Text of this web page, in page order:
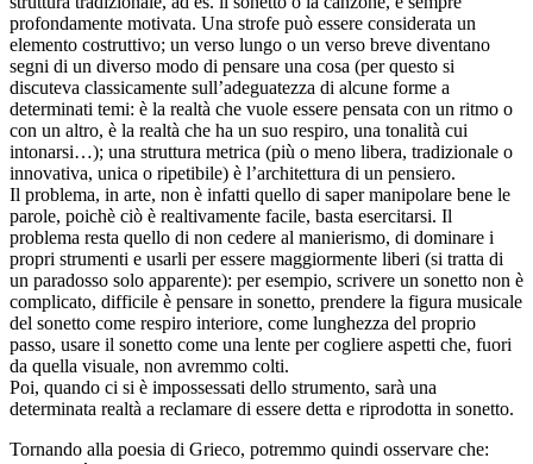
profondamente motivata. Una strofe può essere considerata un
elemento costruttivo; un verso lungo o un verso breve diventano
segni di un diverso modo di pensare una cosa (per questo si
discuteva classicamente sull’adeguatezza di alcune forme a
determinati temi: è la realtà che vuole essere pensata con un ritmo o
con un altro, è la realtà che ha un suo respiro, una tonalità cui
intonarsi…); una struttura metrica (più o meno libera, tradizionale o
innovativa, unica o ripetibile) è l’architettura di un pensiero.
Il problema, in arte, non è infatti quello di saper manipolare bene le
parole, poichè ciò è realtivamente facile, basta esercitarsi. Il
problema resta quello di non cedere al manierismo, di dominare i
propri strumenti e usarli per essere maggiormente liberi (si tratta di
un paradosso solo apparente): per esempio, scrivere un sonetto non è
complicato, difficile è pensare in sonetto, prendere la figura musicale
del sonetto come respiro interiore, come lunghezza del proprio
passo, usare il sonetto come una lente per cogliere aspetti che, fuori
da quella visuale, non avremmo colti.
Poi, quando ci si è impossessati dello strumento, sarà una
determinata realtà a reclamare di essere detta e riprodotta in sonetto.
Tornando alla poesia di Grieco, potremmo quindi osservare che: